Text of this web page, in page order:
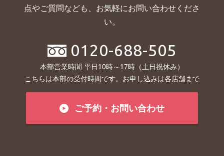
点やご質問なども、お気軽にお問い合わせくださ
い。
0120-688-505
本部営業時間:平日10時～17時（土日祝休み）
こちらは本部の受付時間です。お申し込みは各店舗まで
ご予約・お問い合わせ